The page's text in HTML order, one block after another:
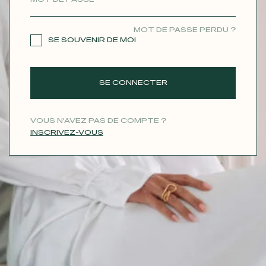
MOT DE PASSE PERDU ?
SE SOUVENIR DE MOI
SE CONNECTER
VOUS N'AVEZ PAS DE COMPTE ?
INSCRIVEZ-VOUS